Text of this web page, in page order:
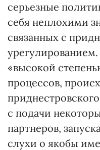
серьезные
себя неплохими
связанных с
«высокой
процессов,
с подачи
партнеров,
слухи о якобы